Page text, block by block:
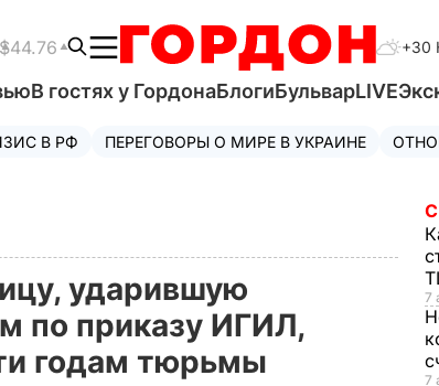
$44.76 +30
В гостях у ГордонаБлогиБульварLIVE
В РФ ПЕРЕГОВОРЫ О МИРЕ В УКРАИНЕ
ударившую
по приказу ИГИЛ,
годам тюрьмы
7
7